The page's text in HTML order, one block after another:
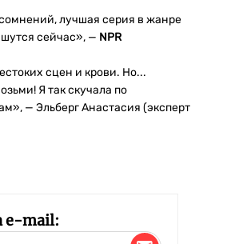
лучшая серия в жанре
сейчас», — NPR
сцен и крови. Но...
Я так скучала по
— Эльберг Анастасия (эксперт
e-mail: